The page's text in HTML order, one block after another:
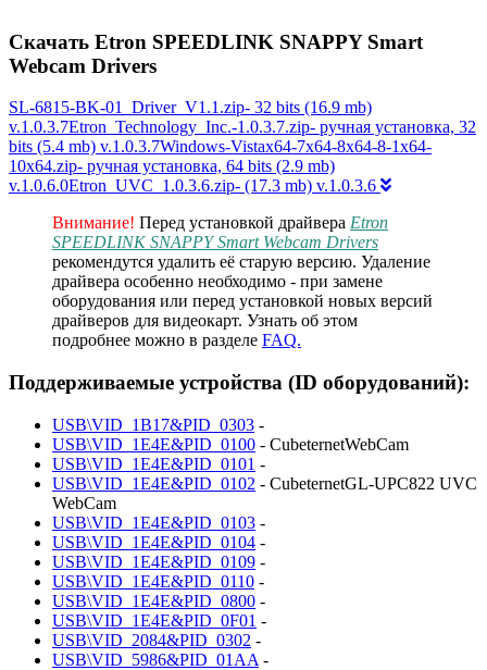
Скачать Etron SPEEDLINK SNAPPY Smart
Webcam Drivers
SL-6815-BK-01_Driver_V1.1.zip- 32 bits (16.9 mb)
v.1.0.3.7Etron_Technology_Inc.-1.0.3.7.zip- ручная установка, 32
bits (5.4 mb) v.1.0.3.7Windows-Vistax64-7x64-8x64-8-1x64-
10x64.zip- ручная установка, 64 bits (2.9 mb)
v.1.0.6.0Etron_UVC_1.0.3.6.zip- (17.3 mb) v.1.0.3.6
Внимание! Перед установкой драйвера Etron
SPEEDLINK SNAPPY Smart Webcam Drivers
рекомендутся удалить её старую версию. Удаление
драйвера особенно необходимо - при замене
оборудования или перед установкой новых версий
драйверов для видеокарт. Узнать об этом
подробнее можно в разделе FAQ.
Поддерживаемые устройства (ID оборудований):
USB\VID_1B17&PID_0303 -
USB\VID_1E4E&PID_0100 - CubeternetWebCam
USB\VID_1E4E&PID_0101 -
USB\VID_1E4E&PID_0102 - CubeternetGL-UPC822 UVC
WebCam
USB\VID_1E4E&PID_0103 -
USB\VID_1E4E&PID_0104 -
USB\VID_1E4E&PID_0109 -
USB\VID_1E4E&PID_0110 -
USB\VID_1E4E&PID_0800 -
USB\VID_1E4E&PID_0F01 -
USB\VID_2084&PID_0302 -
USB\VID_5986&PID_01AA -